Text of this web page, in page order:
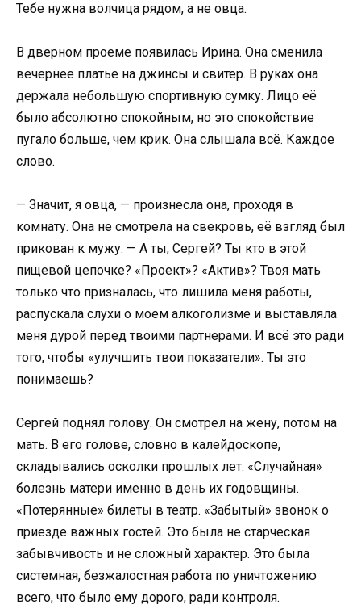
Тебе нужна волчица рядом, а не овца.
В дверном проеме появилась Ирина. Она сменила
вечернее платье на джинсы и свитер. В руках она
держала небольшую спортивную сумку. Лицо её
было абсолютно спокойным, но это спокойствие
пугало больше, чем крик. Она слышала всё. Каждое
слово.
— Значит, я овца, — произнесла она, проходя в
комнату. Она не смотрела на свекровь, её взгляд был
прикован к мужу. — А ты, Сергей? Ты кто в этой
пищевой цепочке? «Проект»? «Актив»? Твоя мать
только что призналась, что лишила меня работы,
распускала слухи о моем алкоголизме и выставляла
меня дурой перед твоими партнерами. И всё это ради
того, чтобы «улучшить твои показатели». Ты это
понимаешь?
Сергей поднял голову. Он смотрел на жену, потом на
мать. В его голове, словно в калейдоскопе,
складывались осколки прошлых лет. «Случайная»
болезнь матери именно в день их годовщины.
«Потерянные» билеты в театр. «Забытый» звонок о
приезде важных гостей. Это была не старческая
забывчивость и не сложный характер. Это была
системная, безжалостная работа по уничтожению
всего, что было ему дорого, ради контроля.